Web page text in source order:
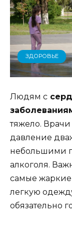
ЗДОРОВЬЕ
Людям с
тяжело.
давление
небольшими
алкоголя.
самые жаркие
легкую
обязательно